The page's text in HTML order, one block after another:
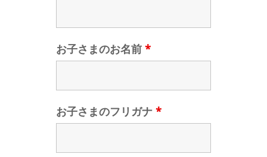
お子さまのお名前 *
お子さまのフリガナ *